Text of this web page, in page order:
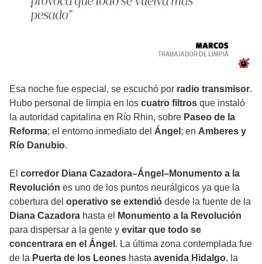
Esa noche fue especial, se escuchó por radio transmisor.
Hubo personal de limpia en los cuatro filtros que instaló
la autoridad capitalina en Río Rhin, sobre Paseo de la
Reforma; el entorno inmediato del Ángel ; en Amberes y
Río Danubio.
El corredor Diana Cazadora–Ángel–Monumento a la
Revolución es uno de los puntos neurálgicos ya que la
cobertura del operativo se extendió desde la fuente de la
Diana Cazadora hasta el
Monumento a la Revolución
para dispersar a la gente y evitar que todo se
concentrara en el Ángel . La última zona contemplada fue
de la Puerta de los Leones hasta avenida Hidalgo, la